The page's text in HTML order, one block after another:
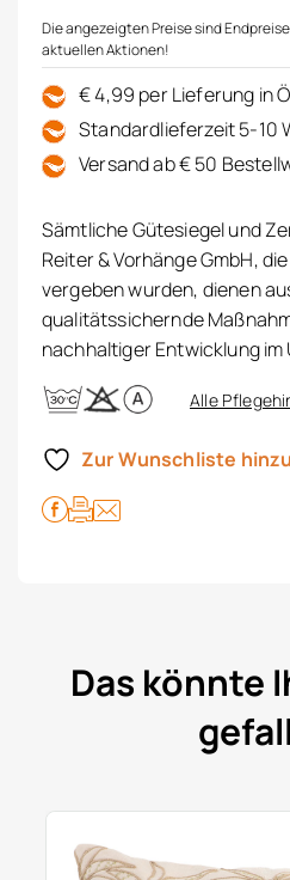
Die angezeigten Preise sind
aktuellen Aktionen!
€ 4,99 per Lieferung in
Standardlieferzeit 5-10
Versand ab € 50
Sämtliche Gütesiegel und
Reiter & Vorhänge GmbH,
vergeben wurden, dienen
qualitätssichernde
nachhaltiger Entwicklung im
Alle
Zur Wunschliste
Das könnte